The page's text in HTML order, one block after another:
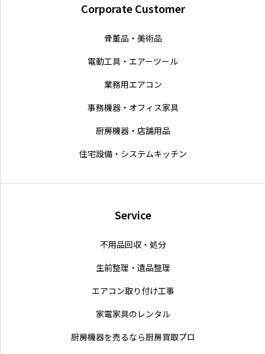
Corporate Customer
骨董品・美術品
電動工具・エアーツール
業務用エアコン
事務機器・オフィス家具
厨房機器・店舗用品
住宅設備・システムキッチン
Service
不用品回収・処分
生前整理・遺品整理
エアコン取り付け工事
家電家具のレンタル
厨房機器を売るなら厨房買取プロ